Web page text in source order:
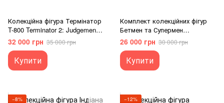
Колекційна фігура Термінатор
T-800 Terminator 2: Judgement
Day DX46 T-800 (Battle
Damaged Version 2.0) 1/6th
32 000 грн 35 000 грн
Купити
Комплект колекційних фігур
Бетмен та Супермен
Knightmare Batman and
Superman Sixth Scale Figure
Set by Hot Toys
26 000 грн 30 000 грн
Купити
−8%
−12%